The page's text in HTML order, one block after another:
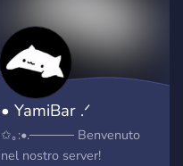
con i tuoi amici e aiutami a
far crescere la community
della ⛈ ZonaDelCielo ⛈
• YamiBar .ᐟ
✩｡:•.───── Benvenuto
nel nostro server!